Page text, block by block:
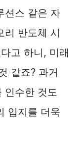
션스 같은 자
리 반도체 시
고 하니, 미래
같죠? 과거
인수한 것도
입지를 더욱